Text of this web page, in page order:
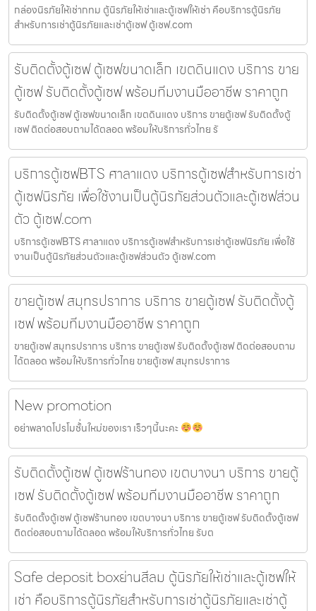
กล่องนิรภัยให้เช่ากทม ตู้นิรภัยให้เช่าและตู้เซฟให้เช่า คือบริการตู้นิรภัย
สำหรับการเช่าตู้นิรภัยและเช่าตู้เซฟ ตู้เซฟ.com
รับติดตั้งตู้เซฟ ตู้เซฟขนาดเล็ก เขตดินแดง บริการ ขาย
ตู้เซฟ รับติดตั้งตู้เซฟ พร้อมทีมงานมืออาชีพ ราคาถูก
รับติดตั้งตู้เซฟ ตู้เซฟขนาดเล็ก เขตดินแดง บริการ ขายตู้เซฟ รับติดตั้งตู้
เซฟ ติดต่อสอบถามได้ตลอด พร้อมให้บริการทั่วไทย รั
บริการตู้เซฟBTS ศาลาแดง บริการตู้เซฟสำหรับการเช่า
ตู้เซฟนิรภัย เพื่อใช้งานเป็นตู้นิรภัยส่วนตัวและตู้เซฟส่วน
ตัว ตู้เซฟ.com
บริการตู้เซฟBTS ศาลาแดง บริการตู้เซฟสำหรับการเช่าตู้เซฟนิรภัย เพื่อใช้
งานเป็นตู้นิรภัยส่วนตัวและตู้เซฟส่วนตัว ตู้เซฟ.com
ขายตู้เซฟ สมุทรปราการ บริการ ขายตู้เซฟ รับติดตั้งตู้
เซฟ พร้อมทีมงานมืออาชีพ ราคาถูก
ขายตู้เซฟ สมุทรปราการ บริการ ขายตู้เซฟ รับติดตั้งตู้เซฟ ติดต่อสอบถาม
ได้ตลอด พร้อมให้บริการทั่วไทย ขายตู้เซฟ สมุทรปราการ
New promotion
อย่าพลาดโปรโมชั้่นใหม่ของเรา เร็วๆนี้นะคะ
รับติดตั้งตู้เซฟ ตู้เซฟร้านทอง เขตบางนา บริการ ขายตู้
เซฟ รับติดตั้งตู้เซฟ พร้อมทีมงานมืออาชีพ ราคาถูก
รับติดตั้งตู้เซฟ ตู้เซฟร้านทอง เขตบางนา บริการ ขายตู้เซฟ รับติดตั้งตู้เซฟ
ติดต่อสอบถามได้ตลอด พร้อมให้บริการทั่วไทย รับต
Safe deposit boxย่านสีลม ตู้นิรภัยให้เช่าและตู้เซฟให้
เช่า คือบริการตู้นิรภัยสำหรับการเช่าตู้นิรภัยและเช่าตู้